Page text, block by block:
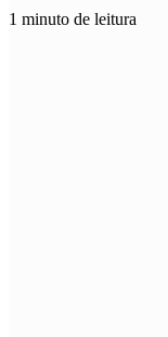
1 minuto de leitura